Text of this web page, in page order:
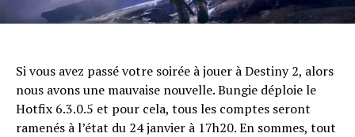
Si vous avez passé votre soirée à jouer à Destiny 2, alors
nous avons une mauvaise nouvelle. Bungie déploie le
Hotfix 6.3.0.5 et pour cela, tous les comptes seront
ramenés à l’état du 24 janvier à 17h20. En sommes, tout